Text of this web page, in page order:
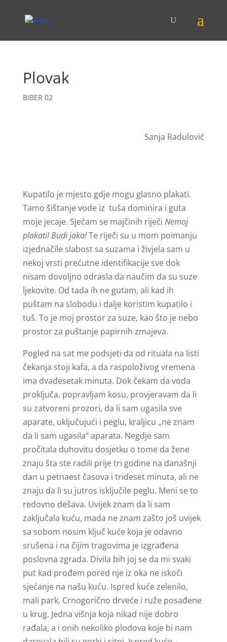
Plovak
BIBER 02
Sanja Radulović
Kupatilo je mjesto gdje mogu glasno plakati.
Tamo šištanje vode iz tuša dominira i guta
moje jecaje. Sjećam se majčinih riječi Nemoj
plakati! Budi jaka!Te riječi su u mom poimanju
izjednačile slabost sa suzama i živjela sam u
nekoj vrsti prećutne identifikacije sve dok
nisam dovoljno odrasla da naučim da su suze
ljekovite. Od tada ih ne gutam, ali kad ih
puštam na slobodu i dalje koristim kupatilo i
tuš. To je moj prostor za suze, kao što je nebo
prostor za puštanje papirnih zmajeva.
Pogled na sat me podsjeti da od rituala na listi
čekanja stoji kafa, a da raspoloživog vremena
ima dvadesetak minuta. Dok čekam da voda
proključa, popravljam kosu, provjeravam da li
su zatvoreni prozori, da li sam ugasila sve
aparate, uključujući i peglu, kraljicu „ne znam
da li sam ugasila“ aparata. Negdje sam
pročitala duhovitu dosjetku o tome da žene
znaju šta ste radili prije tri godine na današnji
dan u petnaest časova i trideset minuta, ali ne
znaju da li su jutros isključile peglu. Meni se to
redovno dešava. Uvijek znam da li sam
zaključala kuću, mada ne znam zašto još uvijek
sa sobom nosim ključ kuće koja je odavno
srušena i na čijim tragovima je izgrađena
poslovna zgrada. Divila bih joj se da mi svaki
put kad prođem pored nje iz oka ne iskoči
sjećanje na našu kuću. Ispred kuće zelenilo,
mali park. Crnogorično drveće i ruže posađene
u krug. Jedna višnja koja nikad nije dobro
rađala, a i onih nekoliko plodova koje bi nam